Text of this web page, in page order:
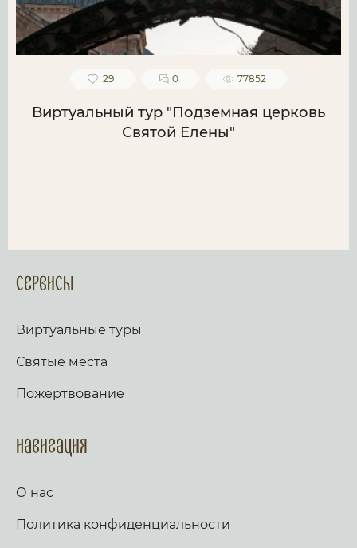
29 0 77852
Виртуальный тур "Подземная церковь
Святой Елены"
Сервисы
Виртуальные туры
Святые места
Пожертвование
Навигация
О нас
Политика конфиденциальности